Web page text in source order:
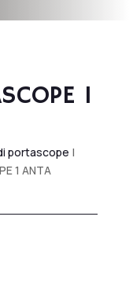
1
portascope |
1 ANTA